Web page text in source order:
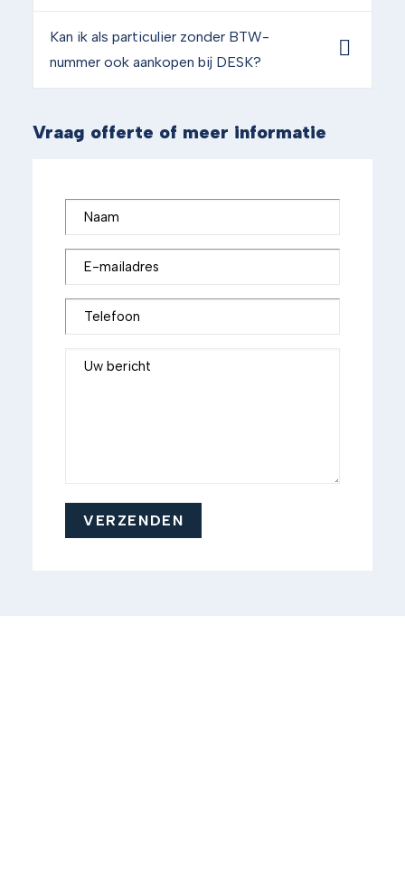
Kan ik als particulier zonder BTW-
nummer ook aankopen bij DESK?
Vraag offerte of meer informatie
Naam
E-mailadres
Telefoon
VERZENDEN